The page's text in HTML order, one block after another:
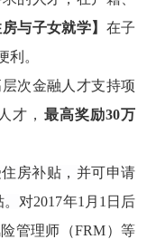
房与子女就学】 在子
利。
次金融人才支持项
才， 最高奖励30万
房补贴，并可申请
对2017年1月1日后
管理师（FRM）等